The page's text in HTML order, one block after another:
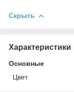
Скрыть
Характеристики
Основные
Цвет